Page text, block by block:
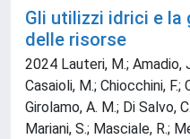
Gli utilizzi idrici e
delle risorse
2024 Lauteri, M.; Amadio,
Casaioli, M.; Chiocchini,
Girolamo, A. M.; Di Salvo,
Mariani, S.; Masciale, R.;